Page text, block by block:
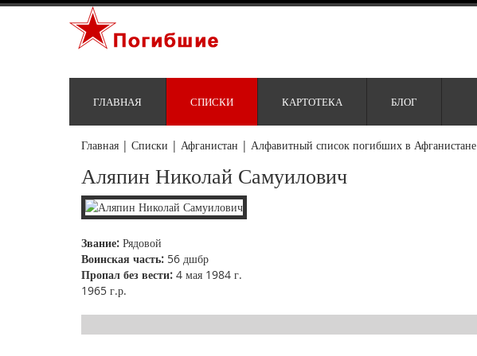
ГЛАВНАЯ СПИСКИ КАРТОТЕКА БЛОГ
Главная | Списки | Афганистан | Алфавитный список погибших в Афганистане
Аляпин Николай Самуилович
Звание: Рядовой
Воинская часть: 56 дшбр
Пропал без вести: 4 мая 1984 г.
1965 г.р.